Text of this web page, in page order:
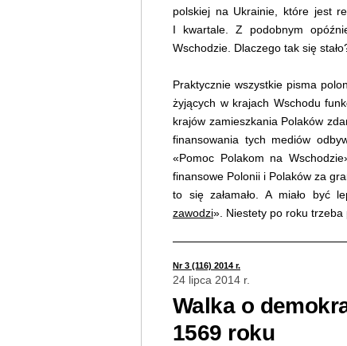
polskiej na Ukrainie, które jest
I kwartale. Z podobnym
Wschodzie. Dlaczego tak się
Praktycznie wszystkie pisma
żyjących w krajach Wschodu
krajów zamieszkania Polaków
finansowania tych mediów
«Pomoc Polakom na
finansowe Polonii i Polaków za
to się załamało. A miało być
zawodzi». Niestety po roku trzeba
Nr 3 (116) 2014 r.
24 lipca 2014 r.
Walka o
1569 roku